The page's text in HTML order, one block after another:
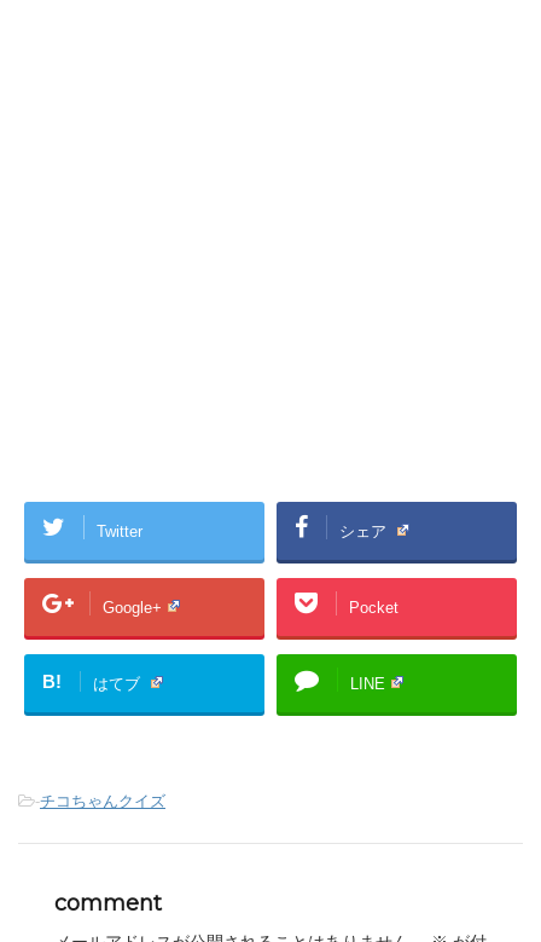
Twitter シェア
Google+ Pocket
B! はてブ LINE
-チコちゃんクイズ
comment